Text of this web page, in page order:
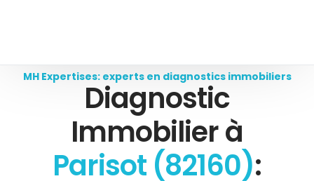
MH Expertises: experts en diagnostics immobiliers
Diagnostic
Immobilier à
Parisot (82160):